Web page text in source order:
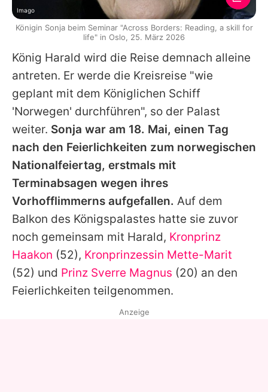
König Harald wird die Reise demnach alleine
antreten. Er werde die Kreisreise "wie
geplant mit dem Königlichen Schiff
'Norwegen' durchführen", so der Palast
weiter. Sonja war am 18. Mai, einen Tag
nach den Feierlichkeiten zum norwegischen
Nationalfeiertag, erstmals mit
Terminabsagen wegen ihres
Vorhofflimmerns aufgefallen. Auf dem
Balkon des Königspalastes hatte sie zuvor
noch gemeinsam mit Harald, Kronprinz
Haakon (52), Kronprinzessin Mette-Marit
(52) und Prinz Sverre Magnus (20) an den
Feierlichkeiten teilgenommen.
Imago
Königin Sonja beim Seminar "Across Borders: Reading, a skill for
life" in Oslo, 25. März 2026
Anzeige